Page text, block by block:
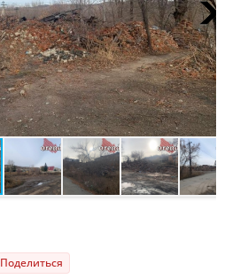
Поделиться